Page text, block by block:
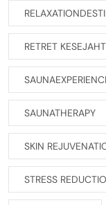
RETRET
SAUNATHERAPY
SKIN
STRESS